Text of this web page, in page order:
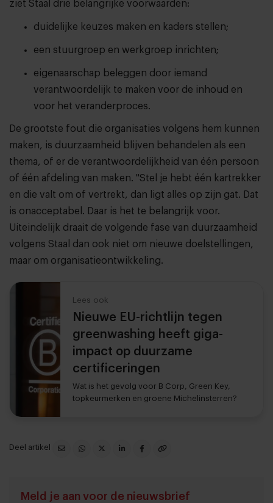
ziet Staal drie belangrijke voorwaarden:
duidelijke keuzes maken en kaders stellen;
een stuurgroep en werkgroep inrichten;
eigenaarschap beleggen door iemand
verantwoordelijk te maken voor de inhoud en
voor het veranderproces.
De grootste fout die organisaties volgens hem kunnen
maken, is duurzaamheid blijven behandelen als een
thema, of er de verantwoordelijkheid van één persoon
of één afdeling van maken. "Stel je hebt één kartrekker
en die valt om of vertrekt, dan ligt alles op zijn gat. Dat
is onacceptabel. Daar is het te belangrijk voor.
Uiteindelijk draait de volgende fase van duurzaamheid
volgens Staal dan ook niet om nieuwe doelstellingen,
maar om organisatieontwikkeling.
Lees ook
Nieuwe EU-richtlijn tegen
greenwashing heeft giga-
impact op duurzame
certificeringen
Wat is het gevolg voor B Corp, Green Key,
topkeurmerken en groene Michelinsterren?
Deel artikel
Meld je aan voor de nieuwsbrief